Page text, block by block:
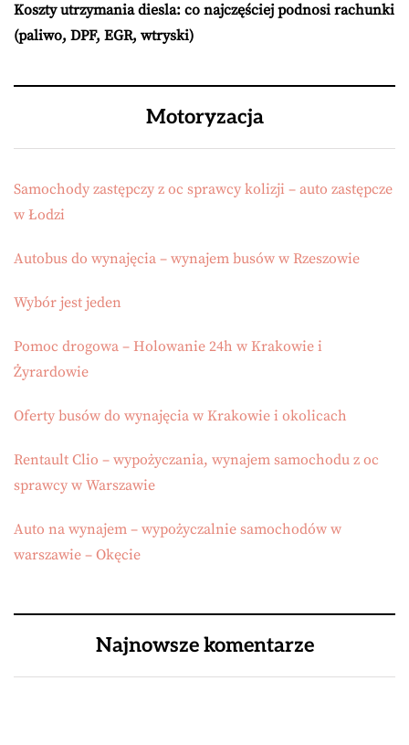
Koszty utrzymania diesla: co najczęściej podnosi rachunki
(paliwo, DPF, EGR, wtryski)
Motoryzacja
Samochody zastępczy z oc sprawcy kolizji – auto zastępcze
w Łodzi
Autobus do wynajęcia – wynajem busów w Rzeszowie
Wybór jest jeden
Pomoc drogowa – Holowanie 24h w Krakowie i
Żyrardowie
Oferty busów do wynajęcia w Krakowie i okolicach
Rentault Clio – wypożyczania, wynajem samochodu z oc
sprawcy w Warszawie
Auto na wynajem – wypożyczalnie samochodów w
warszawie – Okęcie
Najnowsze komentarze